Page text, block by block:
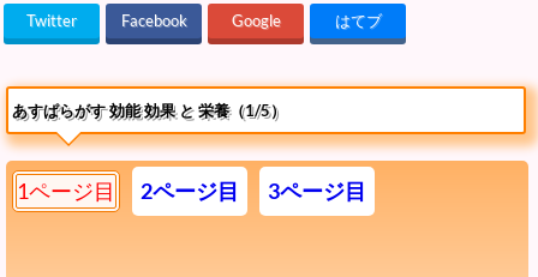
Twitter Facebook Google はてブ
あすぱらがす 効能 効果 と 栄養（1/5）
1ページ目 2ページ目 3ページ目